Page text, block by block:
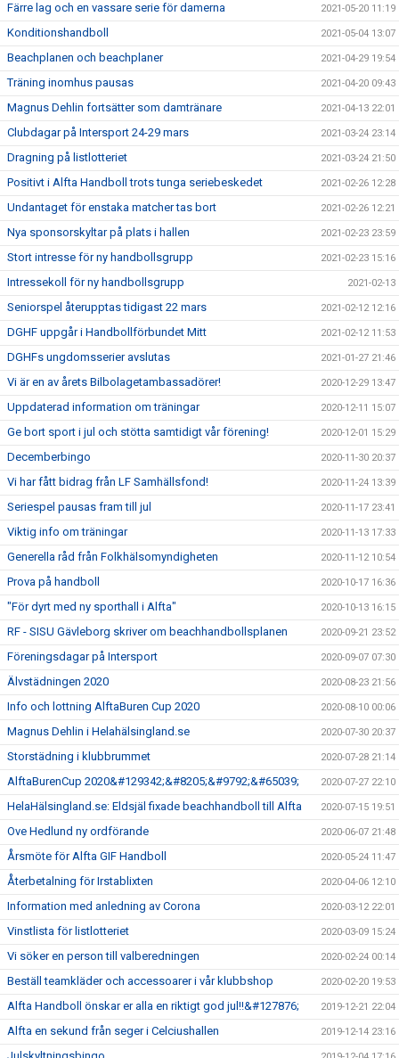
Färre lag och en vassare serie för damerna 2021-05-20 11:19
Konditionshandboll 2021-05-04 13:07
Beachplanen och beachplaner 2021-04-29 19:54
Träning inomhus pausas 2021-04-20 09:43
Magnus Dehlin fortsätter som damtränare 2021-04-13 22:01
Clubdagar på Intersport 24-29 mars 2021-03-24 23:14
Dragning på listlotteriet 2021-03-24 21:50
Positivt i Alfta Handboll trots tunga seriebeskedet 2021-02-26 12:28
Undantaget för enstaka matcher tas bort 2021-02-26 12:21
Nya sponsorskyltar på plats i hallen 2021-02-23 23:59
Stort intresse för ny handbollsgrupp 2021-02-23 15:16
Intressekoll för ny handbollsgrupp 2021-02-13
Seniorspel återupptas tidigast 22 mars 2021-02-12 12:16
DGHF uppgår i Handbollförbundet Mitt 2021-02-12 11:53
DGHFs ungdomsserier avslutas 2021-01-27 21:46
Vi är en av årets Bilbolagetambassadörer! 2020-12-29 13:47
Uppdaterad information om träningar 2020-12-11 15:07
Ge bort sport i jul och stötta samtidigt vår förening! 2020-12-01 15:29
Decemberbingo 2020-11-30 20:37
Vi har fått bidrag från LF Samhällsfond! 2020-11-24 13:39
Seriespel pausas fram till jul 2020-11-17 23:41
Viktig info om träningar 2020-11-13 17:33
Generella råd från Folkhälsomyndigheten 2020-11-12 10:54
Prova på handboll 2020-10-17 16:36
"För dyrt med ny sporthall i Alfta" 2020-10-13 16:15
RF - SISU Gävleborg skriver om beachhandbollsplanen 2020-09-21 23:52
Föreningsdagar på Intersport 2020-09-07 07:30
Älvstädningen 2020 2020-08-23 21:56
Info och lottning AlftaBuren Cup 2020 2020-08-10 00:06
Magnus Dehlin i Helahälsingland.se 2020-07-30 20:37
Storstädning i klubbrummet 2020-07-28 21:14
AlftaBurenCup 2020&#129342;&#8205;&#9792;&#65039; 2020-07-27 22:10
HelaHälsingland.se: Eldsjäl fixade beachhandboll till Alfta 2020-07-15 19:51
Ove Hedlund ny ordförande 2020-06-07 21:48
Årsmöte för Alfta GIF Handboll 2020-05-24 11:47
Återbetalning för Irstablixten 2020-04-06 12:10
Information med anledning av Corona 2020-03-12 22:01
Vinstlista för listlotteriet 2020-03-09 15:24
Vi söker en person till valberedningen 2020-02-24 00:14
Beställ teamkläder och accessoarer i vår klubbshop 2020-02-20 19:53
Alfta Handboll önskar er alla en riktigt god jul!!&#127876; 2019-12-21 22:04
Alfta en sekund från seger i Celciushallen 2019-12-14 23:16